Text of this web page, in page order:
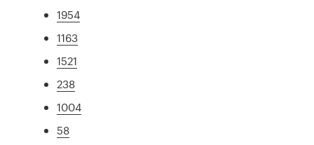
1954
1163
1521
238
1004
58